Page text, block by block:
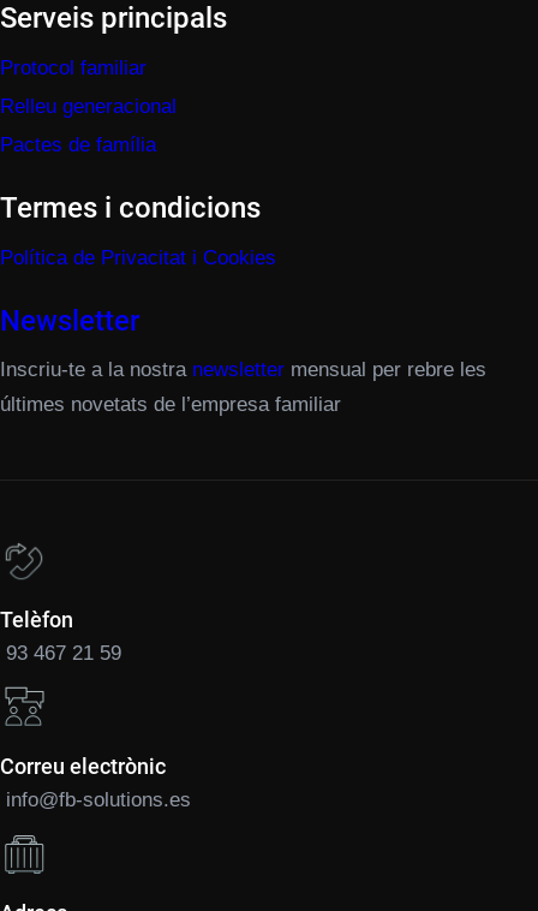
Serveis principals
Protocol familiar
Relleu generacional
Pactes de família
Termes i condicions
Política de Privacitat i Cookies
Newsletter
Inscriu-te a la nostra newsletter mensual per rebre les
últimes novetats de l’empresa familiar
Telèfon
93 467 21 59
Correu electrònic
info@fb-solutions.es